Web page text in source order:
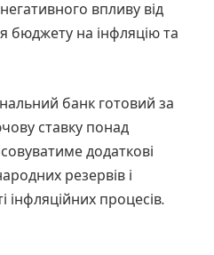
негативного впливу від
бюджету на інфляцію та
банк готовий за
ставку понад
додаткові
резервів і
інфляційних процесів.